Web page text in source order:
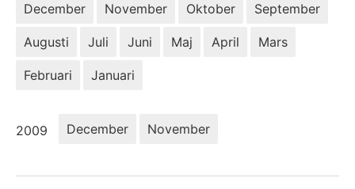
December
November Oktober September
Augusti Juli Juni Maj April Mars
Februari Januari
År:
2009 December November